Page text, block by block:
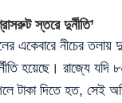
স্তরে দুর্নীতি’
একেবারে নীচের
হয়েছে। রাজ্যে
টাকা দিতে হত, সেই